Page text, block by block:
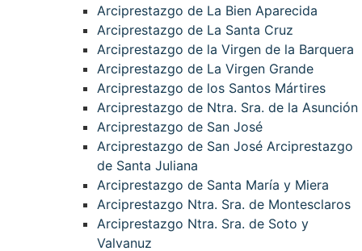
Arciprestazgo de La Bien Aparecida
Arciprestazgo de La Santa Cruz
Arciprestazgo de la Virgen de la Barquera
Arciprestazgo de La Virgen Grande
Arciprestazgo de los Santos Mártires
Arciprestazgo de Ntra. Sra. de la Asunción
Arciprestazgo de San José
Arciprestazgo de San José Arciprestazgo
de Santa Juliana
Arciprestazgo de Santa María y Miera
Arciprestazgo Ntra. Sra. de Montesclaros
Arciprestazgo Ntra. Sra. de Soto y
Valvanuz